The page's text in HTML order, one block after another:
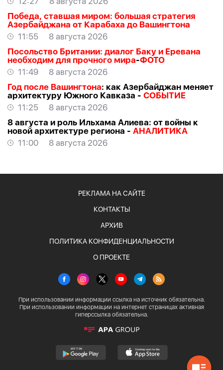
Победа, ставшая миром: большая стратегия
Азербайджана от Карабаха до Вашингтона
11:55
8 августа 2026
Посольство Британии: диалог Баку и Еревана
необходим для прочного мира-ФОТО
11:49
8 августа 2026
Год после Вашингтона: как Азербайджан меняет
архитектуру Южного Кавказа - СОБЫТИЕ
11:25
8 августа 2026
8 августа и роль Ильхама Алиева: от войны к
новой архитектуре региона - АНАЛИТИКА
11:00
8 августа 2026
РЕКЛАМА НА САЙТЕ
КОНТАКТЫ
АРХИВ
ПОЛИТИКА КОНФИДЕНЦИАЛЬНОСТИ
О ПРОЕКТЕ
При использовании информации ссылка на источник обязательна.
При использовании информации на интернет страницах активная
гиперссылка обязательна.